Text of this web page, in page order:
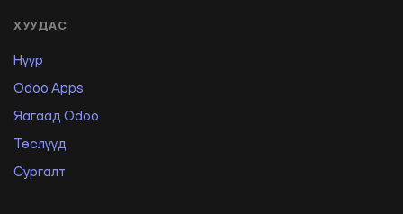
ХУУДАС
Нүүр
Odoo Apps
Яагаад Odoo
Төслүүд
Сургалт